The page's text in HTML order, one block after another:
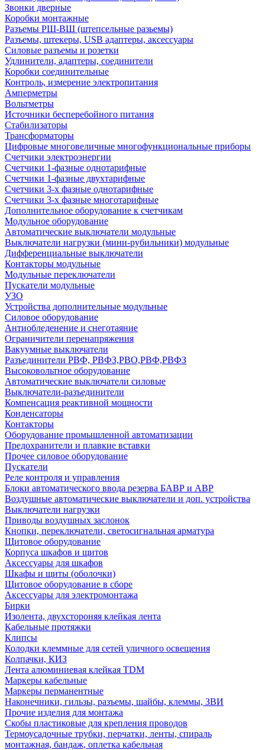
Звонки дверные
Коробки монтажные
Разъемы РШ-ВШ (штепсельные разьемы)
Разъемы, штекеры, USB адаптеры, аксессуары
Силовые разъемы и розетки
Удлинители, адаптеры, соединители
Коробки соединительные
Контроль, измерение электропитания
Амперметры
Вольтметры
Источники бесперебойного питания
Стабилизаторы
Трансформаторы
Цифровые многовеличные многофункциональные приборы
Счетчики электроэнергии
Счетчики 1-фазные однотарифные
Счетчики 1-фазные двухтарифные
Счетчики 3-х фазные однотарифные
Счетчики 3-х фазные многотарифные
Дополнительное оборудование к счетчикам
Модульное оборудование
Автоматические выключатели модульные
Выключатели нагрузки (мини-рубильники) модульные
Дифференциальные выключатели
Контакторы модульные
Модульные переключатели
Пускатели модульные
УЗО
Устройства дополнительные модульные
Силовое оборудование
Антиобледенение и снеготаяние
Ограничители перенапряжения
Вакуумные выключатели
Разъединители РВФ, РВФЗ,РВО,РВФ,РВФЗ
Высоковольтное оборудование
Автоматические выключатели cиловые
Выключатели-разъединители
Компенсация реактивной мощности
Конденсаторы
Контакторы
Оборудование промышленной автоматизации
Предохранители и плавкие вставки
Прочее силовое оборудование
Пускатели
Реле контроля и управления
Блоки автоматического ввода резерва БАВР и АВР
Воздушные автоматические выключатели и доп. устройства
Выключатели нагрузки
Приводы воздушных заслонок
Кнопки, переключатели, светосигнальная арматура
Щитовое оборудование
Корпуса шкафов и щитов
Аксессуары для шкафов
Шкафы и щиты (оболочки)
Щитовое оборудование в сборе
Аксессуары для электромонтажа
Бирки
Изолента, двухстороняя клейкая лента
Кабельные протяжки
Клипсы
Колодки клеммные для сетей уличного освещения
Колпачки, КИЗ
Лента алюминиевая клейкая TDM
Маркеры кабельные
Маркеры перманентные
Наконечники, гильзы, разъемы, шайбы, клеммы, ЗВИ
Прочие изделия для монтажа
Скобы пластиковые для крепления проводов
Термоусадочные трубки, перчатки, ленты, спираль
монтажная, бандаж, оплетка кабельная